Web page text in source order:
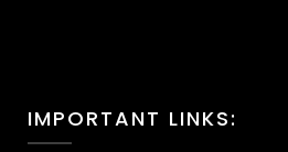
IMPORTANT LINKS: